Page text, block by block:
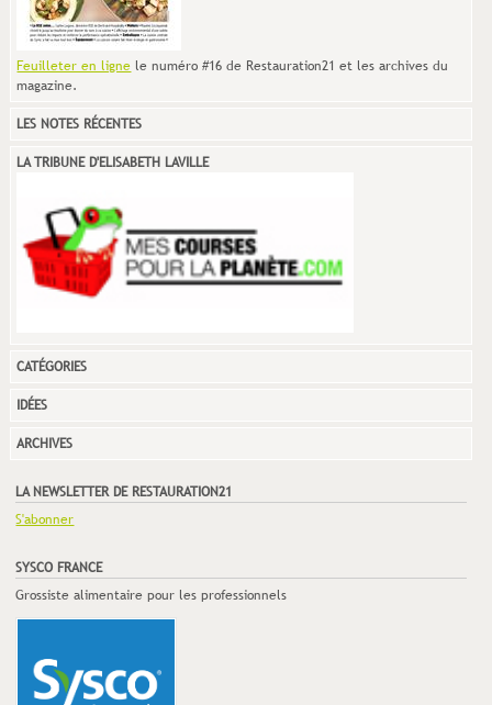
Feuilleter en ligne le numéro #16 de Restauration21 et les archives du
magazine.
LES NOTES RÉCENTES
LA TRIBUNE D'ELISABETH LAVILLE
CATÉGORIES
IDÉES
ARCHIVES
LA NEWSLETTER DE RESTAURATION21
S'abonner
SYSCO FRANCE
Grossiste alimentaire pour les professionnels